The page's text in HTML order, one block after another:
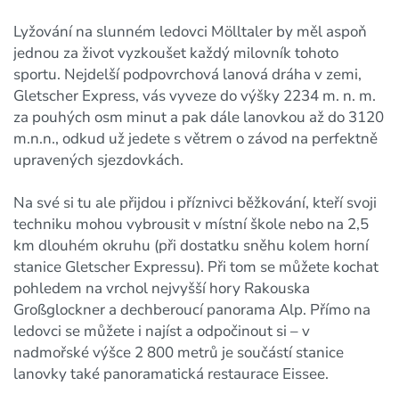
Lyžování na slunném ledovci Mölltaler by měl aspoň
jednou za život vyzkoušet každý milovník tohoto
sportu. Nejdelší podpovrchová lanová dráha v zemi,
Gletscher Express, vás vyveze do výšky 2234 m. n. m.
za pouhých osm minut a pak dále lanovkou až do 3120
m.n.n., odkud už jedete s větrem o závod na perfektně
upravených sjezdovkách.
Na své si tu ale přijdou i příznivci běžkování, kteří svoji
techniku mohou vybrousit v místní škole nebo na 2,5
km dlouhém okruhu (při dostatku sněhu kolem horní
stanice Gletscher Expressu). Při tom se můžete kochat
pohledem na vrchol nejvyšší hory Rakouska
Großglockner a dechberoucí panorama Alp. Přímo na
ledovci se můžete i najíst a odpočinout si – v
nadmořské výšce 2 800 metrů je součástí stanice
lanovky také panoramatická restaurace Eissee.